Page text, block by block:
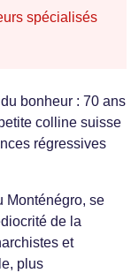
spécialisés
bonheur : 70 ans
colline suisse
régressives
Monténégro, se
de la
et
plus